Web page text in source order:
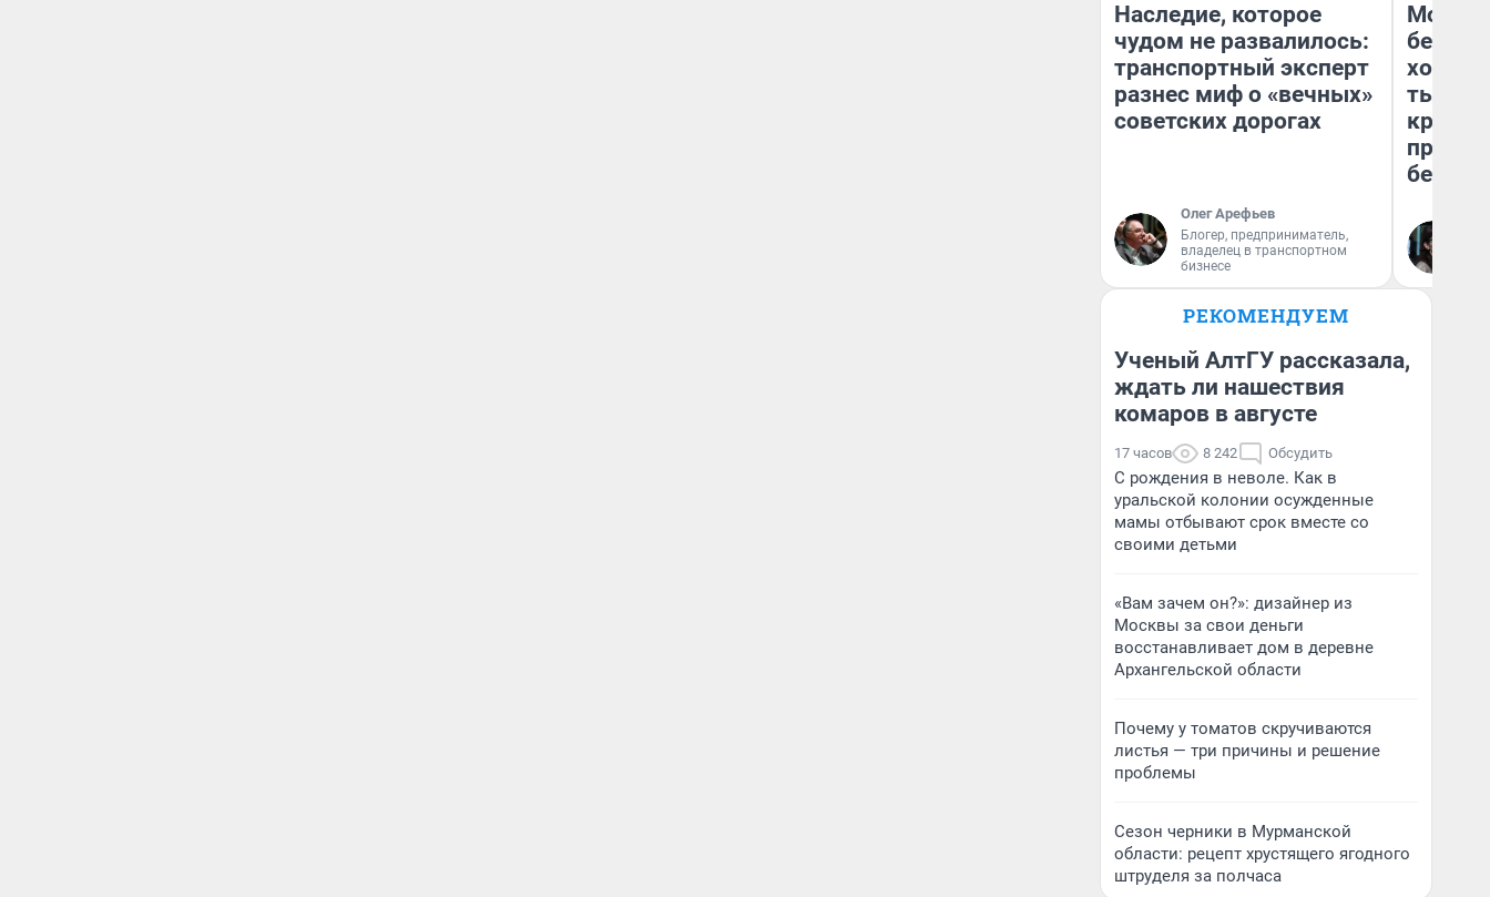
Наследие, которое
чудом не развалилось:
транспортный эксперт
разнес миф о «вечных»
советских дорогах
Олег Арефьев
Блогер, предприниматель,
владелец в транспортном
бизнесе
Мой
хотела
тысяч,
РЕКОМЕНДУЕМ
Ученый АлтГУ рассказала,
ждать ли нашествия
комаров в августе
17 часов 8 242 Обсудить
С рождения в неволе. Как в
уральской колонии осужденные
мамы отбывают срок вместе со
своими детьми
«Вам зачем он?»: дизайнер из
Москвы за свои деньги
восстанавливает дом в деревне
Архангельской области
Почему у томатов скручиваются
листья — три причины и решение
проблемы
Сезон черники в Мурманской
области: рецепт хрустящего ягодного
штруделя за полчаса